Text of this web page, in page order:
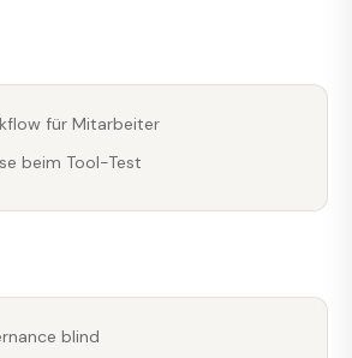
für Mitarbeiter
beim Tool-Test
blind